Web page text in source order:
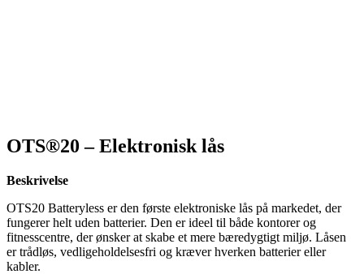
OTS®20 – Elektronisk lås
Beskrivelse
OTS20 Batteryless er den første elektroniske lås på markedet, der
fungerer helt uden batterier. Den er ideel til både kontorer og
fitnesscentre, der ønsker at skabe et mere bæredygtigt miljø. Låsen
er trådløs, vedligeholdelsesfri og kræver hverken batterier eller
kabler.